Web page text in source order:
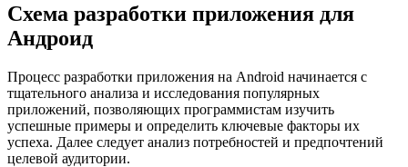
Схема разработки приложения для
Андроид
Процесс разработки приложения на Android начинается с
тщательного анализа и исследования популярных
приложений, позволяющих программистам изучить
успешные примеры и определить ключевые факторы их
успеха. Далее следует анализ потребностей и предпочтений
целевой аудитории.